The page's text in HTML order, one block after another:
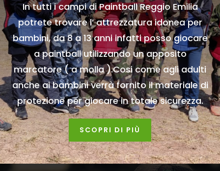
In tutti i campi di Paintball Reggio Emilia
potrete trovare l’ attrezzatura idonea per
bambini, da 8 a 13 anni infatti posso giocare
a paintball utilizzando un apposito
marcatore ( a molla ).Cosi come agli adulti
anche ai bambini verrà fornito il materiale di
protezione per giocare in totale sicurezza.
SCOPRI DI PIÙ